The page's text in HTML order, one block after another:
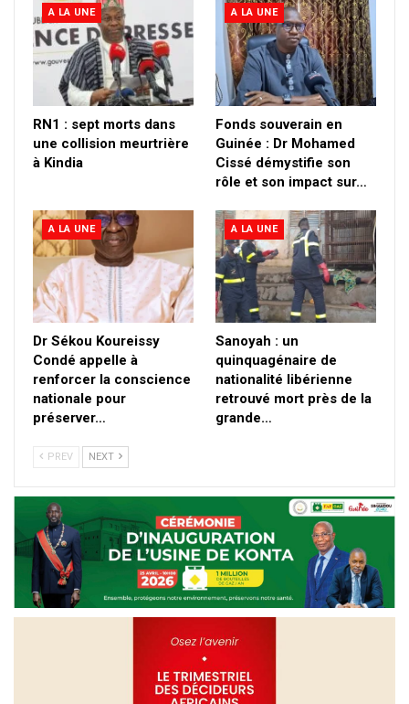
A LA UNE
RN1 : sept morts dans
une collision meurtrière
à Kindia
A LA UNE
Fonds souverain en
Guinée : Dr Mohamed
Cissé démystifie son
rôle et son impact sur…
A LA UNE
Dr Sékou Koureissy
Condé appelle à
renforcer la conscience
nationale pour
préserver…
A LA UNE
Sanoyah : un
quinquagénaire de
nationalité libérienne
retrouvé mort près de la
grande…
PREV NEXT